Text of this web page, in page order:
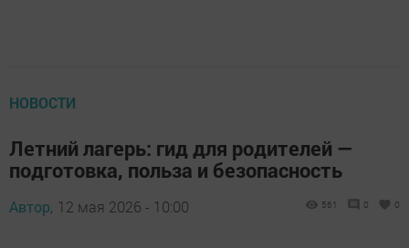
НОВОСТИ
Летний лагерь: гид для родителей —
подготовка, польза и безопасность
Автор, 12 мая 2026 - 10:00 561 0 0